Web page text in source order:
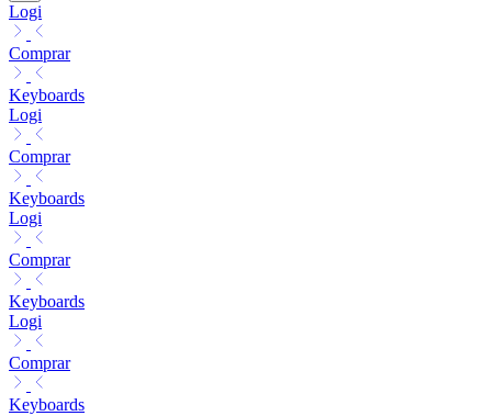
Logi
Comprar
Keyboards
Logi
Comprar
Keyboards
Logi
Comprar
Keyboards
Logi
Comprar
Keyboards